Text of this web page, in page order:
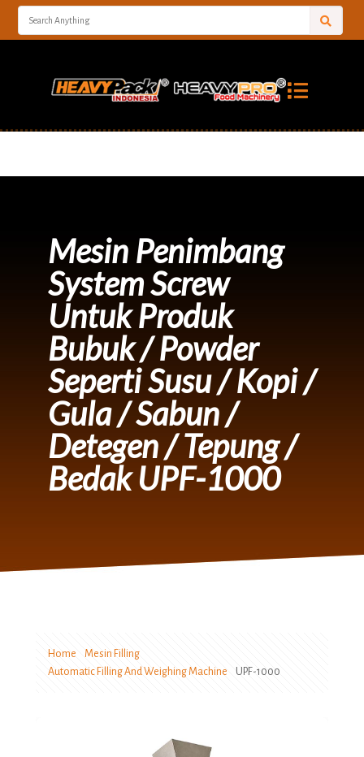
Mesin Penimbang
System Screw
Untuk Produk
Bubuk / Powder
Seperti Susu / Kopi /
Gula / Sabun /
Detegen / Tepung /
Bedak UPF-1000
Home
Mesin Filling
Automatic Filling And Weighing Machine
UPF-1000